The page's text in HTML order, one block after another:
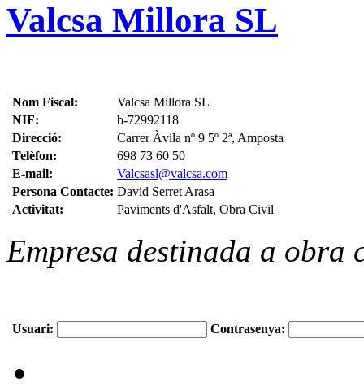
Valcsa Millora SL
Nom Fiscal:
Valcsa Millora SL
NIF:
b-72992118
Direcció:
Carrer Àvila nº 9 5º 2ª, Amposta
Telèfon:
698 73 60 50
E-mail:
Valcsasl@valcsa.com
Persona Contacte: David Serret Arasa
Activitat:
Paviments d'Asfalt, Obra Civil
Empresa destinada a obra
Usuari: Contrasenya: